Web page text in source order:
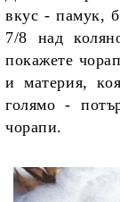
вкус - памук,
7/8 над
покажете
и материя,
голямо -
чорапи.